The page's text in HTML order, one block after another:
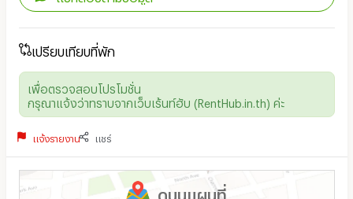
เปรียบเทียบที่พัก
เพื่อตรวจสอบโปรโมชั่น
กรุณาแจ้งว่าทราบจากเว็บเร้นท์ฮับ (RentHub.in.th) ค่ะ
แจ้งรายงาน แชร์
ดูบนแผนที่